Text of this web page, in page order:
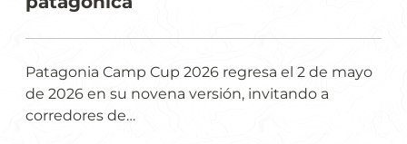
Patagonia Camp Cup 2026 regresa el 2 de mayo
de 2026 en su novena versión, invitando a
corredores de…